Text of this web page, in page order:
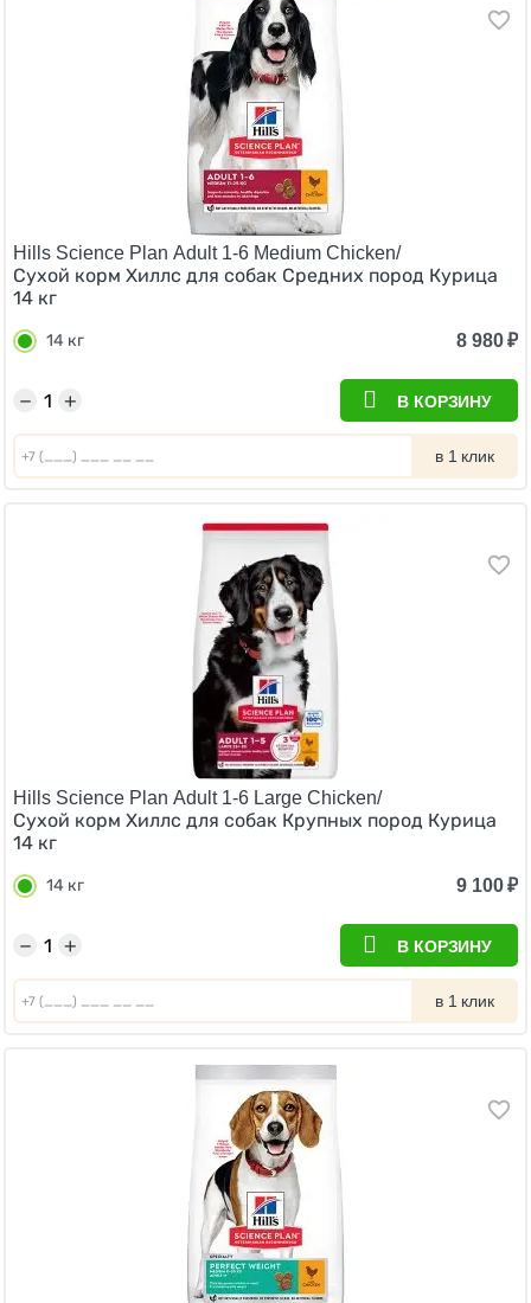
Hills Science Plan Adult 1-6 Medium Chicken/
Сухой корм Хиллс для собак Средних пород Курица
14 кг
14 кг 8 980₽
+
− В КОРЗИНУ
в 1 клик
Hills Science Plan Adult 1-6 Large Chicken/
Сухой корм Хиллс для собак Крупных пород Курица
14 кг
14 кг 9 100₽
+
− В КОРЗИНУ
в 1 клик